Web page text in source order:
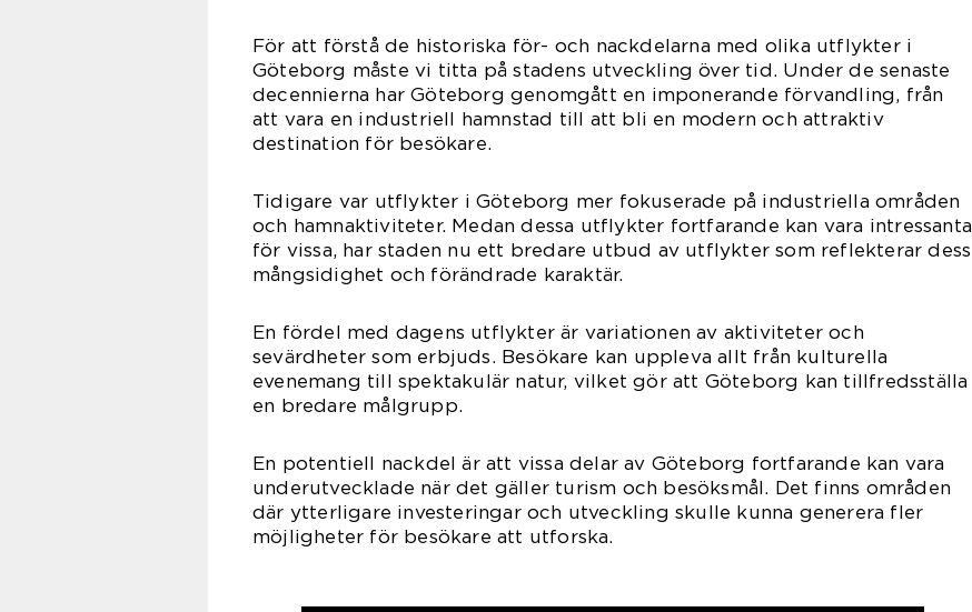
För att förstå de historiska för- och nackdelarna med olika utflykter i
Göteborg måste vi titta på stadens utveckling över tid. Under de senaste
decennierna har Göteborg genomgått en imponerande förvandling, från
att vara en industriell hamnstad till att bli en modern och attraktiv
destination för besökare.
Tidigare var utflykter i Göteborg mer fokuserade på industriella områden
och hamnaktiviteter. Medan dessa utflykter fortfarande kan vara intressanta
för vissa, har staden nu ett bredare utbud av utflykter som reflekterar dess
mångsidighet och förändrade karaktär.
En fördel med dagens utflykter är variationen av aktiviteter och
sevärdheter som erbjuds. Besökare kan uppleva allt från kulturella
evenemang till spektakulär natur, vilket gör att Göteborg kan tillfredsställa
en bredare målgrupp.
En potentiell nackdel är att vissa delar av Göteborg fortfarande kan vara
underutvecklade när det gäller turism och besöksmål. Det finns områden
där ytterligare investeringar och utveckling skulle kunna generera fler
möjligheter för besökare att utforska.